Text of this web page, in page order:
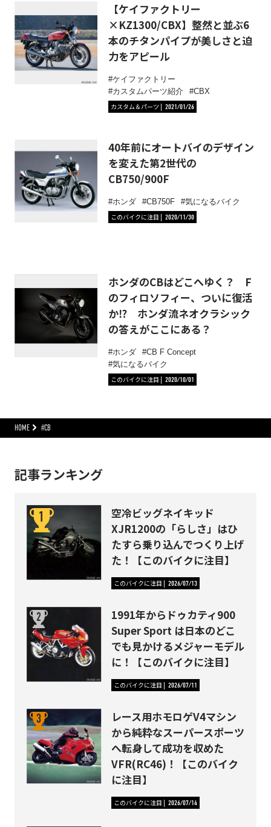
【ケイファクトリー
×KZ1300/CBX】整然と並ぶ6
本のチタンパイプが美しさと迫
力をアピール
ケイファクトリー
カスタムパーツ紹介
CBX
カスタム＆パーツ
2021/01/26
40年前にオートバイのデザイン
を変えた第2世代の
CB750/900F
ホンダ CB750F
気になるバイク
このバイクに注目
2020/11/30
ホンダのCBはどこへゆく？ F
のフィロソフィー、ついに復活
か⁉︎ ホンダ流ネオクラシック
の答えがここにある？
ホンダ
CB F Concept
気になるバイク
このバイクに注目
2020/10/01
HOME #CB
記事ランキング
空冷ビッグネイキッド
XJR1200の「らしさ」はひ
たすら乗り込んでつくり上げ
た！【このバイクに注目】
このバイクに注目 2026/07/13
1991年からドゥカティ900
Super Sport は日本のどこ
でも見かけるメジャーモデル
に！【このバイクに注目】
このバイクに注目 2026/07/11
レース用ホモロゲV4マシン
から純粋なスーパースポーツ
へ転身して成功を収めた
VFR(RC46)！【このバイク
に注目】
このバイクに注目 2026/07/14